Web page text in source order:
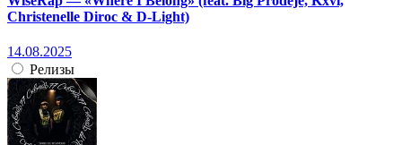
Christenelle Diroc & D-Light)
14.08.2025
Релизы